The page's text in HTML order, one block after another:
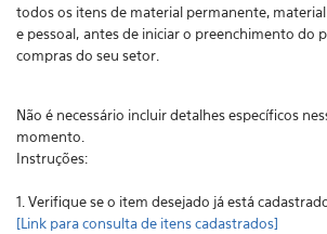
todos os itens de material permanente,
e pessoal, antes de iniciar o preenchimento do
compras do seu setor.
Não é necessário incluir detalhes específicos
momento.
Instruções:
1. Verifique se o item desejado já está
[Link para consulta de itens cadastrados]